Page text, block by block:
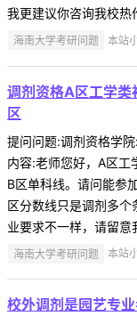
我更建议你咨询我校热
海南大学考研问题 本站
调剂资格A区工学
区
提问问题:调剂资格学
内容:老师您好，A区
B区单科线。请问能参
区分数线只是调剂多
业要求不一样，请留意
海南大学考研问题 本站
校外调剂是园艺专